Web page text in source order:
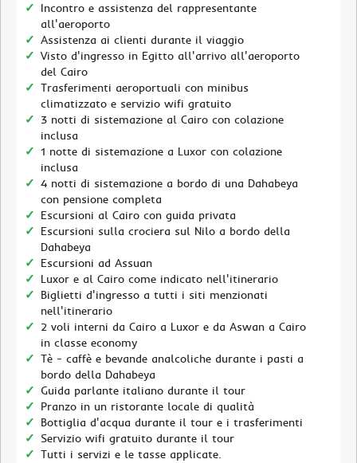
Incontro e assistenza del rappresentante
all'aeroporto
Assistenza ai clienti durante il viaggio
Visto d'ingresso in Egitto all'arrivo all'aeroporto
del Cairo
Trasferimenti aeroportuali con minibus
climatizzato e servizio wifi gratuito
3 notti di sistemazione al Cairo con colazione
inclusa
1 notte di sistemazione a Luxor con colazione
inclusa
4 notti di sistemazione a bordo di una Dahabeya
con pensione completa
Escursioni al Cairo con guida privata
Escursioni sulla crociera sul Nilo a bordo della
Dahabeya
Escursioni ad Assuan
Luxor e al Cairo come indicato nell'itinerario
Biglietti d'ingresso a tutti i siti menzionati
nell'itinerario
2 voli interni da Cairo a Luxor e da Aswan a Cairo
in classe economy
Tè - caffè e bevande analcoliche durante i pasti a
bordo della Dahabeya
Guida parlante italiano durante il tour
Pranzo in un ristorante locale di qualità
Bottiglia d'acqua durante il tour e i trasferimenti
Servizio wifi gratuito durante il tour
Tutti i servizi e le tasse applicate.